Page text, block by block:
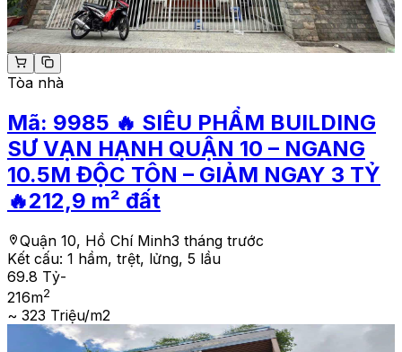
Tòa nhà
Mã: 9985 🔥 SIÊU PHẨM BUILDING
SƯ VẠN HẠNH QUẬN 10 – NGANG
10.5M ĐỘC TÔN – GIẢM NGAY 3 TỶ
🔥212,9 m² đất
Quận 10, Hồ Chí Minh3 tháng trước
Kết cấu: 1 hầm, trệt, lửng, 5 lầu
69.8 Tỷ-
216m2
~ 323 Triệu/m2